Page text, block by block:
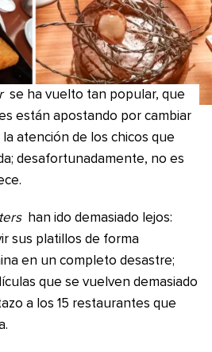
se ha vuelto tan popular, que
están apostando por cambiar
atención de los chicos que
desafortunadamente, no es
han ido demasiado lejos:
sus platillos de forma
en un completo desastre;
que se vuelven demasiado
a los 15 restaurantes que